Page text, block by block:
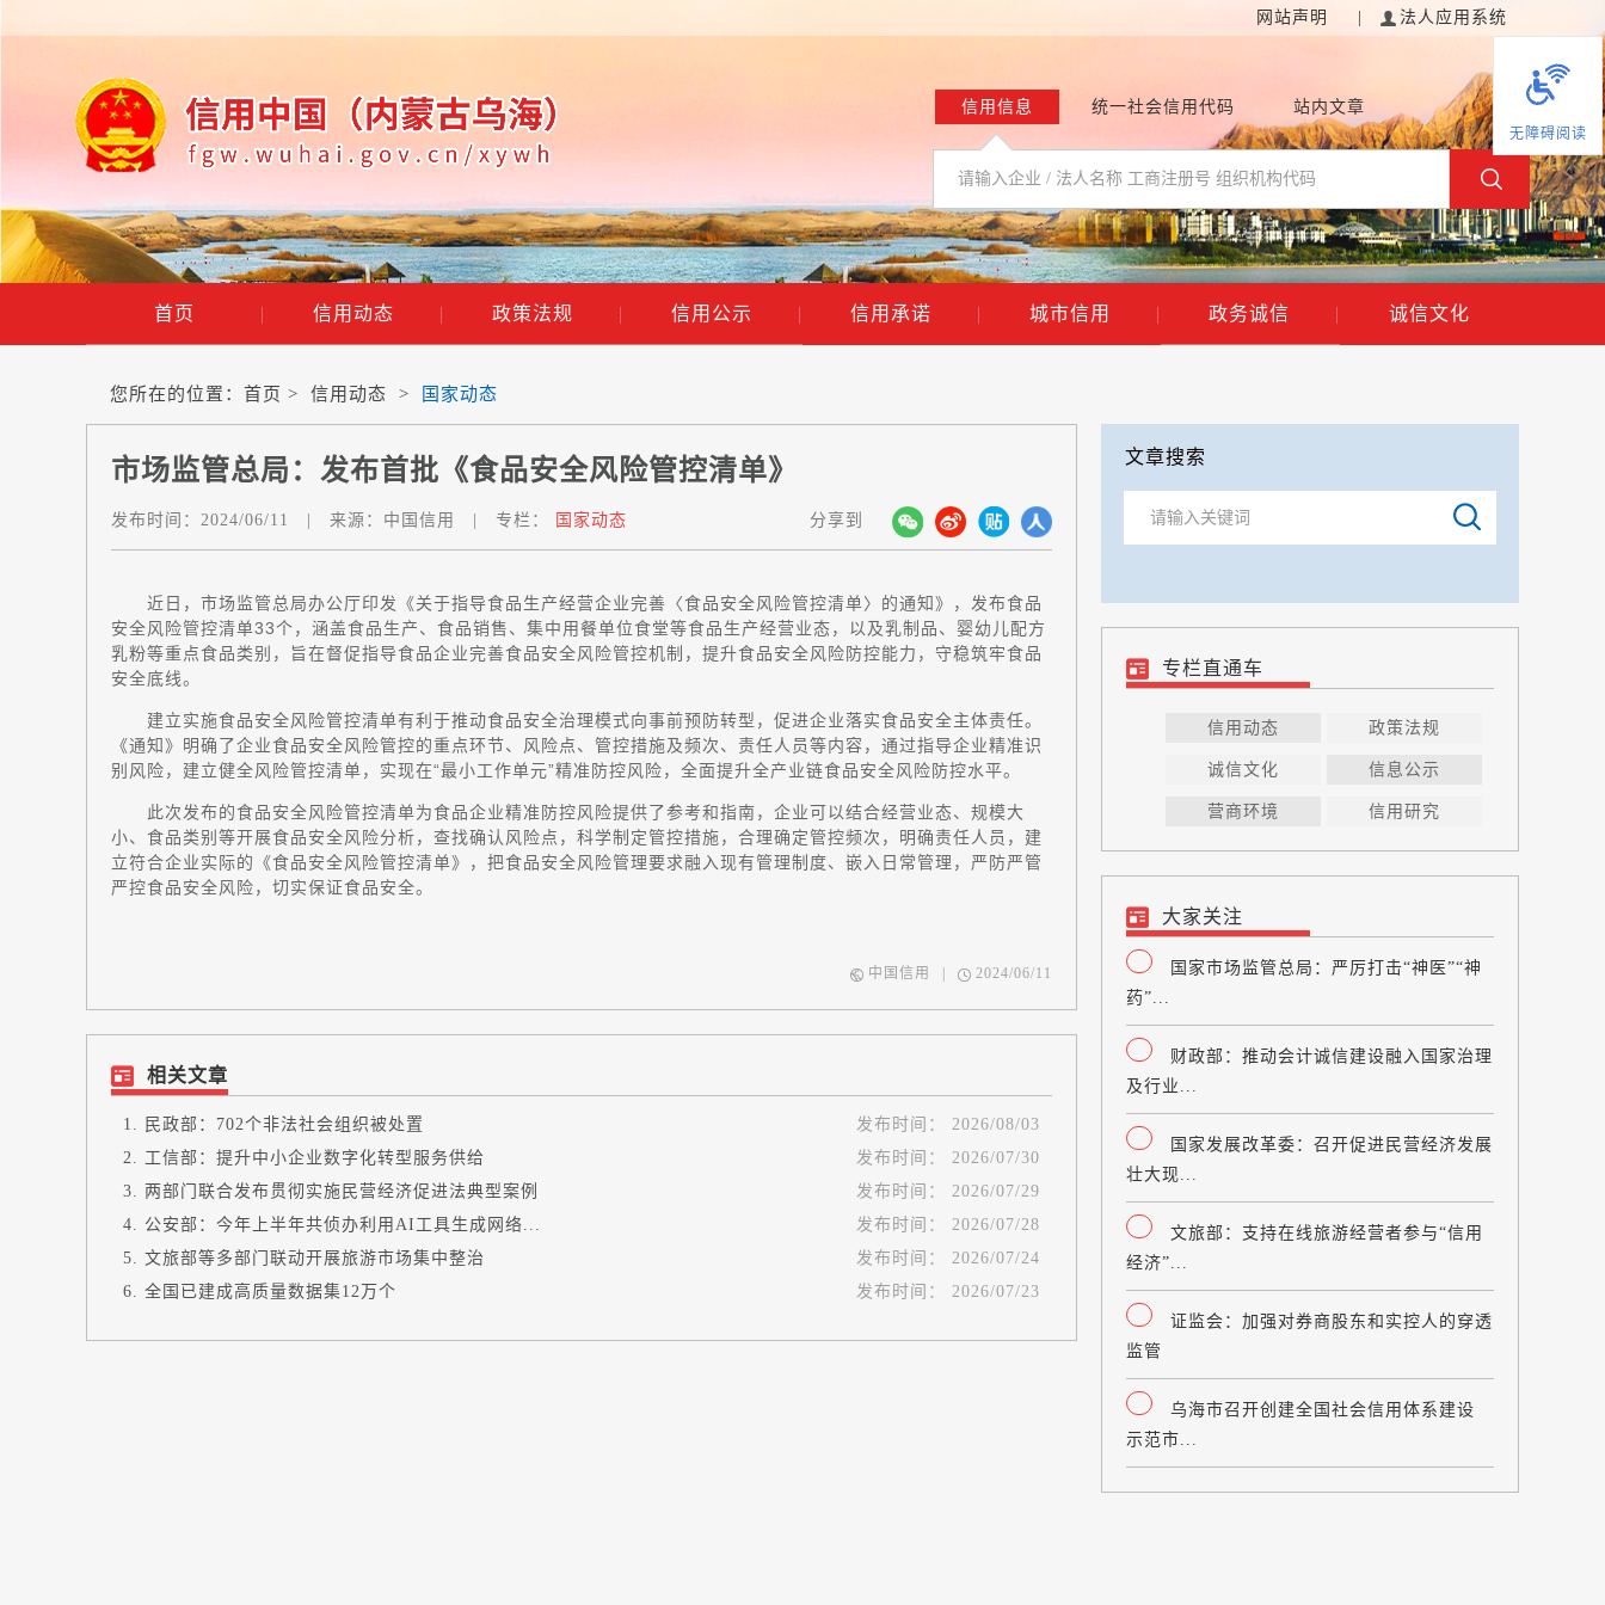
网站声明 法人应用系统
信用信息 统一社会信用代码 站内文章
无障碍阅读
首页 | 信用动态 | 政策法规 | 信用公示 | 信用承诺 | 城市信用 | 政务诚信 | 诚信文化
您所在的位置： 首页 > 信用动态 > 国家动态
市场监管总局：发布首批《食品安全风险管控清单》
发布时间： 2024/06/11 来源： 中国信用 专栏： 国家动态 分享到
近日，市场监管总局办公厅印发《关于指导食品生产经营企业完善〈食品安全风险管控清单〉的通知》，发布食品
安全风险管控清单33个，涵盖食品生产、食品销售、集中用餐单位食堂等食品生产经营业态，以及乳制品、婴幼儿配方
乳粉等重点食品类别，旨在督促指导食品企业完善食品安全风险管控机制，提升食品安全风险防控能力，守稳筑牢食品
安全底线。
建立实施食品安全风险管控清单有利于推动食品安全治理模式向事前预防转型，促进企业落实食品安全主体责任。
《通知》明确了企业食品安全风险管控的重点环节、风险点、管控措施及频次、责任人员等内容，通过指导企业精准识
别风险，建立健全风险管控清单，实现在“最小工作单元”精准防控风险，全面提升全产业链食品安全风险防控水平。
此次发布的食品安全风险管控清单为食品企业精准防控风险提供了参考和指南，企业可以结合经营业态、规模大
小、食品类别等开展食品安全风险分析，查找确认风险点，科学制定管控措施，合理确定管控频次，明确责任人员，建
立符合企业实际的《食品安全风险管控清单》，把食品安全风险管理要求融入现有管理制度、嵌入日常管理，严防严管
严控食品安全风险，切实保证食品安全。
中国信用 2024/06/11
相关文章
民政部：702个非法社会组织被处置 发布时间：
2026/08/03
工信部：提升中小企业数字化转型服务供给
发布时间：
2026/07/30
两部门联合发布贯彻实施民营经济促进法典型案例
发布时间：
2026/07/29
公安部：今年上半年共侦办利用AI工具生成网络...
发布时间：
2026/07/28
文旅部等多部门联动开展旅游市场集中整治
发布时间：
2026/07/24
全国已建成高质量数据集12万个
发布时间： 2026/07/23
文章搜索
专栏直通车
信用动态 政策法规
诚信文化 信息公示
营商环境 信用研究
大家关注
国家市场监管总局：严厉打击“神医”“神
药”...
财政部：推动会计诚信建设融入国家治理
及行业...
国家发展改革委：召开促进民营经济发展
壮大现...
文旅部：支持在线旅游经营者参与“信用
经济”...
证监会：加强对券商股东和实控人的穿透
监管
乌海市召开创建全国社会信用体系建设
示范市...